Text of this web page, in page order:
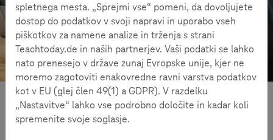
Ponuda Teme Pregled
Teme Dobro je znati
Dodatne informacije
spletnega mesta. „Sprejmi vse“ pomeni, da dovoljujete
dostop do podatkov v svoji napravi in uporabo vseh
piškotkov za namene analize in trženja s strani
Teachtoday.de in naših partnerjev. Vaši podatki se lahko
nato prenesejo v države zunaj Evropske unije, kjer ne
moremo zagotoviti enakovredne ravni varstva podatkov
kot v EU (glej člen 49(1) a GDPR). V razdelku
„Nastavitve“ lahko vse podrobno določite in kadar koli
spremenite svoje soglasje.